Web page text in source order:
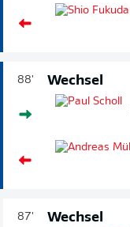
88' Wechsel
87' Wechsel